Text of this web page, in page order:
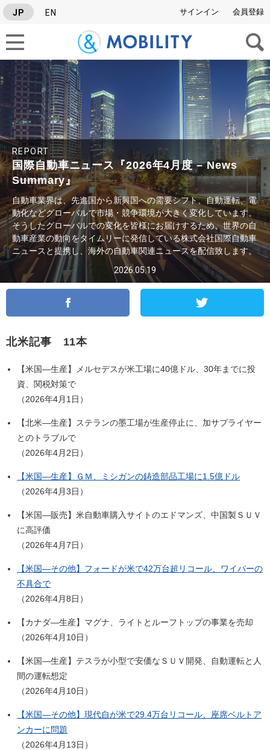
JP EN サインイン 会員登録
タグから検索
SERIES
#Israel News Letter #グルーバル自動車ニュース #業界レポート
REPORT
国際自動車ニュース『2026年4月度 – News
Summary』
自動車業界は、先進国から新興国への需要シフト、自動運転、電
動化などグローバルで市場・競争環境が大きく変化しています。
そうしたグローバルでの変化を皆様にお届けするため、世界の自
動車産業の動向をタイムリーに発信している株式会社国際自動車
ニュースと提携し、海外の自動車関連ニュースを配信致します。
2026.05.19
北米記事 11本
【米国―生産】メルセデスが米工場に40億ドル、30年までに投
資、関税対策で
（2026年4月1日）
【北米―生産】ステランの墨工場が生産停止に、加サプライヤー
とのトラブルで
（2026年4月2日）
【米国―生産】ＧＭ、ミシガンの鋳造部品工場に1.5億ドル
（2026年4月3日）
【米国―販売】米自動車購入サイトのエドマンズ、中国製ＳＵＶ
に高評価
（2026年4月7日）
【米国―その他】フォードが米で42万台超リコール、ワイパーの
不具合で
（2026年4月8日）
【カナダ―生産】マグナ、ライトとルーフトップの事業を売却
（2026年4月10日）
【米国―生産】テスラが小型で安価なＳＵＶ開発、自動運転と人
間の運転想定
（2026年4月10日）
【米国―その他】現代自が米で29.4万台リコール、座席ベルトア
ンカーに問題
（2026年4月13日）